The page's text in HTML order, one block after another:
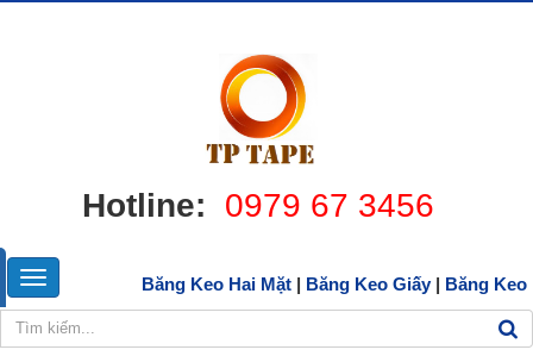
Hotline: 0979 67 3456
Băng Keo Hai Mặt | Băng Keo Giấy| Băng Keo